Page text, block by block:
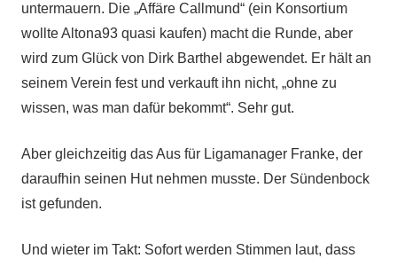
untermauern. Die „Affäre Callmund“ (ein Konsortium
wollte Altona93 quasi kaufen) macht die Runde, aber
wird zum Glück von Dirk Barthel abgewendet. Er hält an
seinem Verein fest und verkauft ihn nicht, „ohne zu
wissen, was man dafür bekommt“. Sehr gut.
Aber gleichzeitig das Aus für Ligamanager Franke, der
daraufhin seinen Hut nehmen musste. Der Sündenbock
ist gefunden.
Und wieter im Takt: Sofort werden Stimmen laut, dass